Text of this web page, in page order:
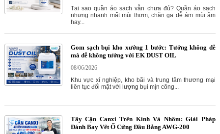
Tại sao quần áo sạch vẫn chưa đủ? Quần áo sạch
nhưng nhanh mất mùi thơm, chăn ga dễ ám mùi ẩm
hay...
Gom sạch bụi kho xưởng 1 bước: Tưởng không dễ
mà dễ không tưởng với EK DUST OIL
08/06/2026
Khu vực xí nghiệp, kho bãi và trung tâm thương mại
liên tục đối mặt với lượng bụi mịn công...
Tẩy Cặn Canxi Trên Kính Và Nhôm: Giải Pháp
Đánh Bay Vết Ố Cứng Đầu Bằng AWG-200